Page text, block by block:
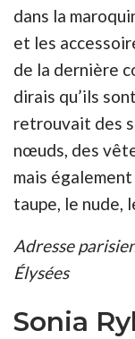
dans la
et les
de la dernière
dirais qu’ils
retrouvait des
nœuds, des
mais
taupe, le nude,
Adresse
Élysées
Sonia